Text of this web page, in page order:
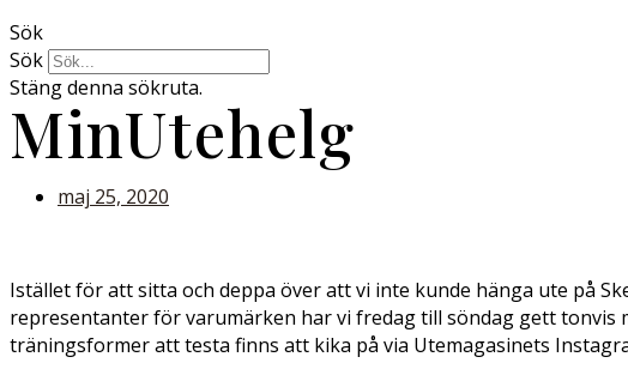
Sök
Sök
Stäng denna sökruta.
MinUtehelg
maj 25, 2020
Istället för att sitta och deppa över att vi inte kunde hänga ute på
representanter för varumärken har vi fredag till söndag gett
träningsformer att testa finns att kika på via Utemagasinets